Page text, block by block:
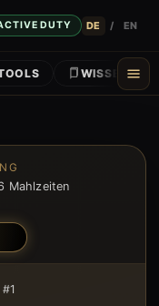
DUTY DE / EN
WISSEN
Mahlzeiten